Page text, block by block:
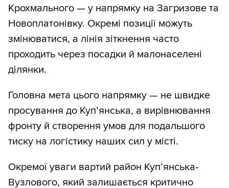
Крохмального — у напрямку на Загризове та
Новоплатонівку. Окремі позиції можуть
змінюватися, а лінія зіткнення часто
проходить через посадки й малонаселені
ділянки.
Головна мета цього напрямку — не швидке
просування до Куп’янська, а вирівнювання
фронту й створення умов для подальшого
тиску на логістику наших сил у місті.
Окремої уваги вартий район Куп’янська-
Вузлового, який залишається критично